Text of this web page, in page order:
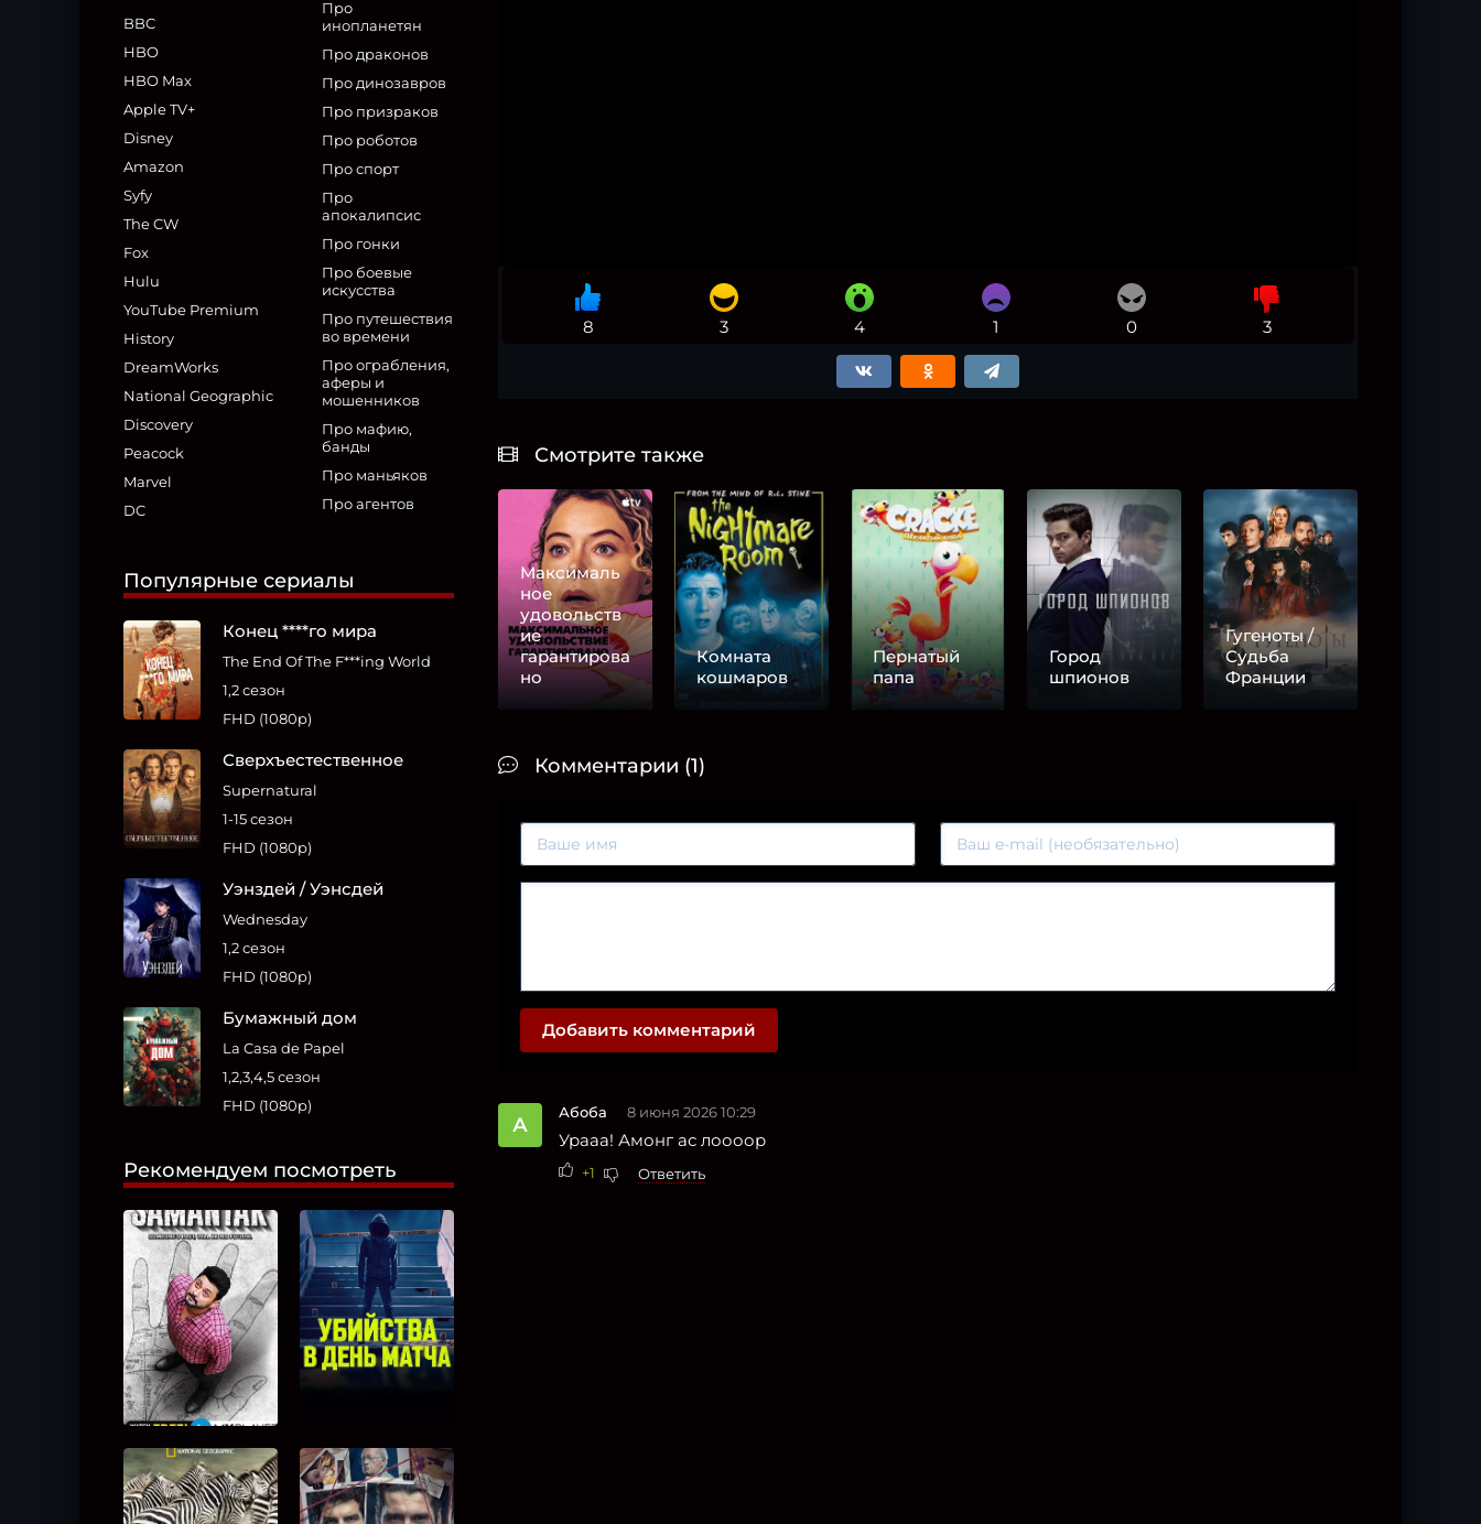
BBC
HBO
HBO Max
Apple TV+
Disney
Amazon
Syfy
The CW
Fox
Hulu
YouTube Premium
History
DreamWorks
National Geographic
Discovery
Peacock
Marvel
DC
Про
инопланетян
Про драконов
Про динозавров
Про призраков
Про роботов
Про спорт
Про
апокалипсис
Про гонки
Про боевые
искусства
Про путешествия
во времени
Про ограбления,
аферы и
мошенников
Про мафию,
банды
Про маньяков
Про агентов
Популярные сериалы
Конец ****го мира
The End Of The F***ing World
1,2 сезон
FHD (1080p)
Сверхъестественное
Supernatural
1-15 сезон
FHD (1080p)
Уэнздей / Уэнсдей
Wednesday
1,2 сезон
FHD (1080p)
Бумажный дом
La Casa de Papel
1,2,3,4,5 сезон
FHD (1080p)
Рекомендуем посмотреть
8 3 4 1 0 3
Смотрите также
Максималь
ное
удовольств
ие
гарантирова
но
Комната
кошмаров
Пернатый
папа
Город
шпионов
Гугеноты /
Судьба
Франции
Комментарии (1)
Добавить комментарий
А
Абоба 8 июня 2026 10:29
Урааа! Амонг ас лоооор
+1 Ответить